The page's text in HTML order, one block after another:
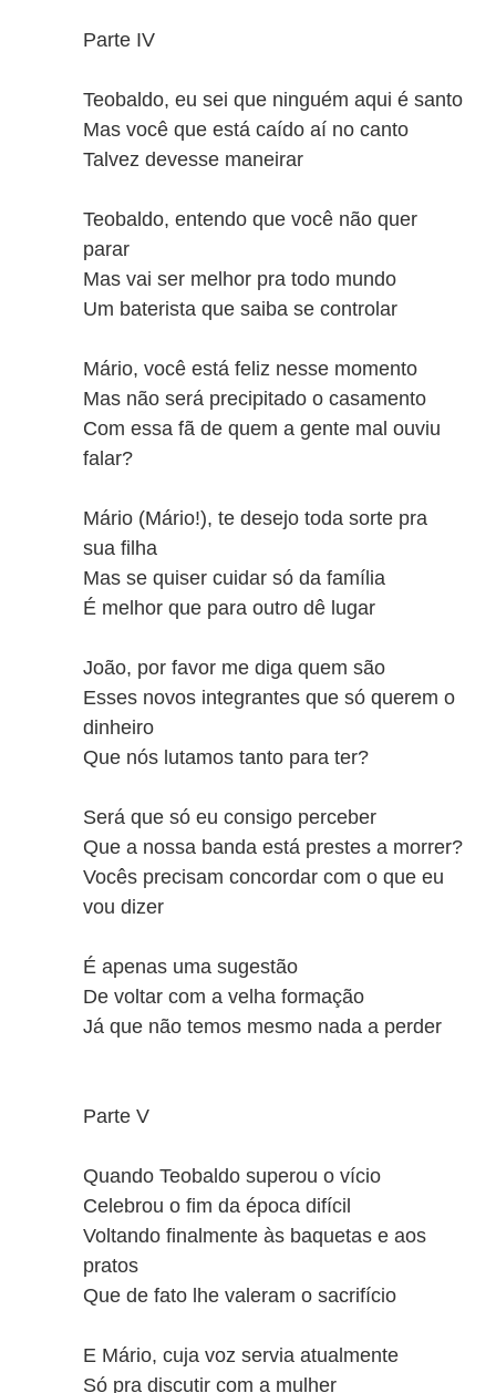
Parte IV
Teobaldo, eu sei que ninguém aqui é santo
Mas você que está caído aí no canto
Talvez devesse maneirar
Teobaldo, entendo que você não quer
parar
Mas vai ser melhor pra todo mundo
Um baterista que saiba se controlar
Mário, você está feliz nesse momento
Mas não será precipitado o casamento
Com essa fã de quem a gente mal ouviu
falar?
Mário (Mário!), te desejo toda sorte pra
sua filha
Mas se quiser cuidar só da família
É melhor que para outro dê lugar
João, por favor me diga quem são
Esses novos integrantes que só querem o
dinheiro
Que nós lutamos tanto para ter?
Será que só eu consigo perceber
Que a nossa banda está prestes a morrer?
Vocês precisam concordar com o que eu
vou dizer
É apenas uma sugestão
De voltar com a velha formação
Já que não temos mesmo nada a perder
Parte V
Quando Teobaldo superou o vício
Celebrou o fim da época difícil
Voltando finalmente às baquetas e aos
pratos
Que de fato lhe valeram o sacrifício
E Mário, cuja voz servia atualmente
Só pra discutir com a mulher